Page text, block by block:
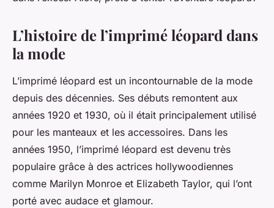
L’histoire de l’imprimé léopard dans
la mode
L’imprimé léopard est un incontournable de la mode
depuis des décennies. Ses débuts remontent aux
années 1920 et 1930, où il était principalement utilisé
pour les manteaux et les accessoires. Dans les
années 1950, l’imprimé léopard est devenu très
populaire grâce à des actrices hollywoodiennes
comme Marilyn Monroe et Elizabeth Taylor, qui l’ont
porté avec audace et glamour.